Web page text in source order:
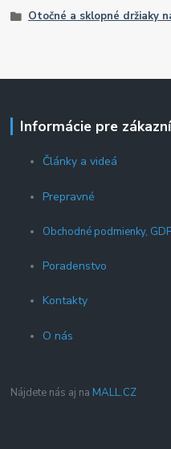
Otočné a sklopné držiaky
Informácie pre
Články a videá
Prepravné
Obchodné podmienky,
Poradenstvo
Kontakty
O nás
Nájdete nás aj na MALL.CZ